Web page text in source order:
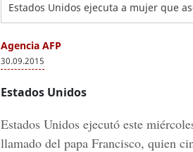
Estados Unidos ejecuta a mujer que
Agencia AFP
30.09.2015
Estados Unidos
Estados Unidos ejecutó este
llamado del papa Francisco, quien